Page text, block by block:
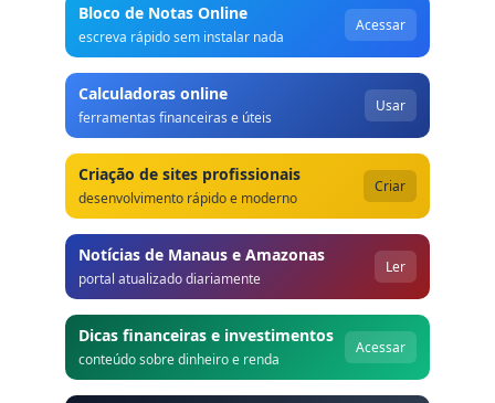
Bloco de Notas Online
escreva rápido sem instalar nada
Acessar
Calculadoras online
ferramentas financeiras e úteis
Usar
Criação de sites profissionais
desenvolvimento rápido e moderno
Criar
Notícias de Manaus e Amazonas
portal atualizado diariamente
Ler
Dicas financeiras e investimentos
conteúdo sobre dinheiro e renda
Acessar